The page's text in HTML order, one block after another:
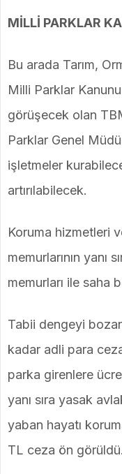
MİLLİ PARKLAR
Bu arada Tarım,
Milli Parklar
görüşecek olan
Parklar Genel
işletmeler
artırılabilecek.
Koruma hizmetleri
memurlarının yanı
memurları ile saha
Tabii dengeyi
kadar adli para
parka girenlere
yanı sıra yasak
yaban hayatı
TL ceza ön görüldü.